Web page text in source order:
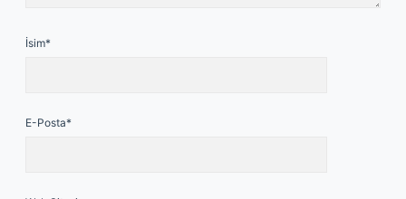
İsim*
E-Posta*